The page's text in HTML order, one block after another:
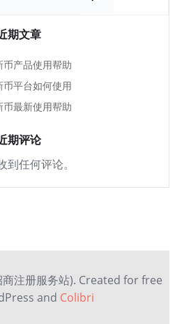
期文章
币产品使用帮助
币平台如何使用
币最新使用帮助
期评论
到任何评论。
注册服务站). Created for free
and Colibri